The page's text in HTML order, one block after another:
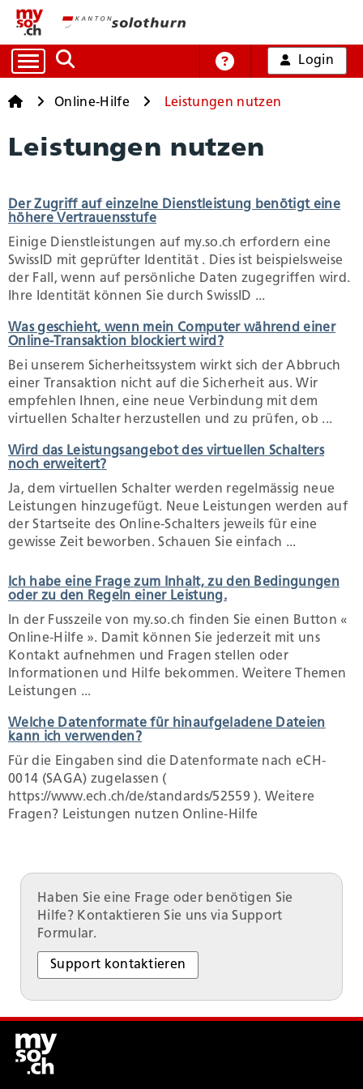
Auf die Suche zugreifen
Online-Hilfe
Login
Startseite
Alle Dienstleistungen
Arbeit und Handel
Bildung, Kultur und Sport
Mobilität und Verkehr
Umwelt und Bauen
Persönliches
Geld und Steuern
Startseite
Online-Hilfe Leistungen nutzen
Leistungen nutzen
Der Zugriff auf einzelne Dienstleistung benötigt eine
höhere Vertrauensstufe
Einige Dienstleistungen auf my.so.ch erfordern eine
SwissID mit geprüfter Identität . Dies ist beispielsweise
der Fall, wenn auf persönliche Daten zugegriffen wird.
Ihre Identität können Sie durch SwissID ...
Was geschieht, wenn mein Computer während einer
Online-Transaktion blockiert wird?
Bei unserem Sicherheitssystem wirkt sich der Abbruch
einer Transaktion nicht auf die Sicherheit aus. Wir
empfehlen Ihnen, eine neue Verbindung mit dem
virtuellen Schalter herzustellen und zu prüfen, ob ...
Wird das Leistungsangebot des virtuellen Schalters
noch erweitert?
Ja, dem virtuellen Schalter werden regelmässig neue
Leistungen hinzugefügt. Neue Leistungen werden auf
der Startseite des Online-Schalters jeweils für eine
gewisse Zeit beworben. Schauen Sie einfach ...
Ich habe eine Frage zum Inhalt, zu den Bedingungen
oder zu den Regeln einer Leistung.
In der Fusszeile von my.so.ch finden Sie einen Button «
Online-Hilfe ». Damit können Sie jederzeit mit uns
Kontakt aufnehmen und Fragen stellen oder
Informationen und Hilfe bekommen. Weitere Themen
Leistungen ...
Welche Datenformate für hinaufgeladene Dateien
kann ich verwenden?
Für die Eingaben sind die Datenformate nach eCH-
0014 (SAGA) zugelassen (
https://www.ech.ch/de/standards/52559 ). Weitere
Fragen? Leistungen nutzen Online-Hilfe
Haben Sie eine Frage oder benötigen Sie
Hilfe? Kontaktieren Sie uns via Support
Formular.
Support kontaktieren